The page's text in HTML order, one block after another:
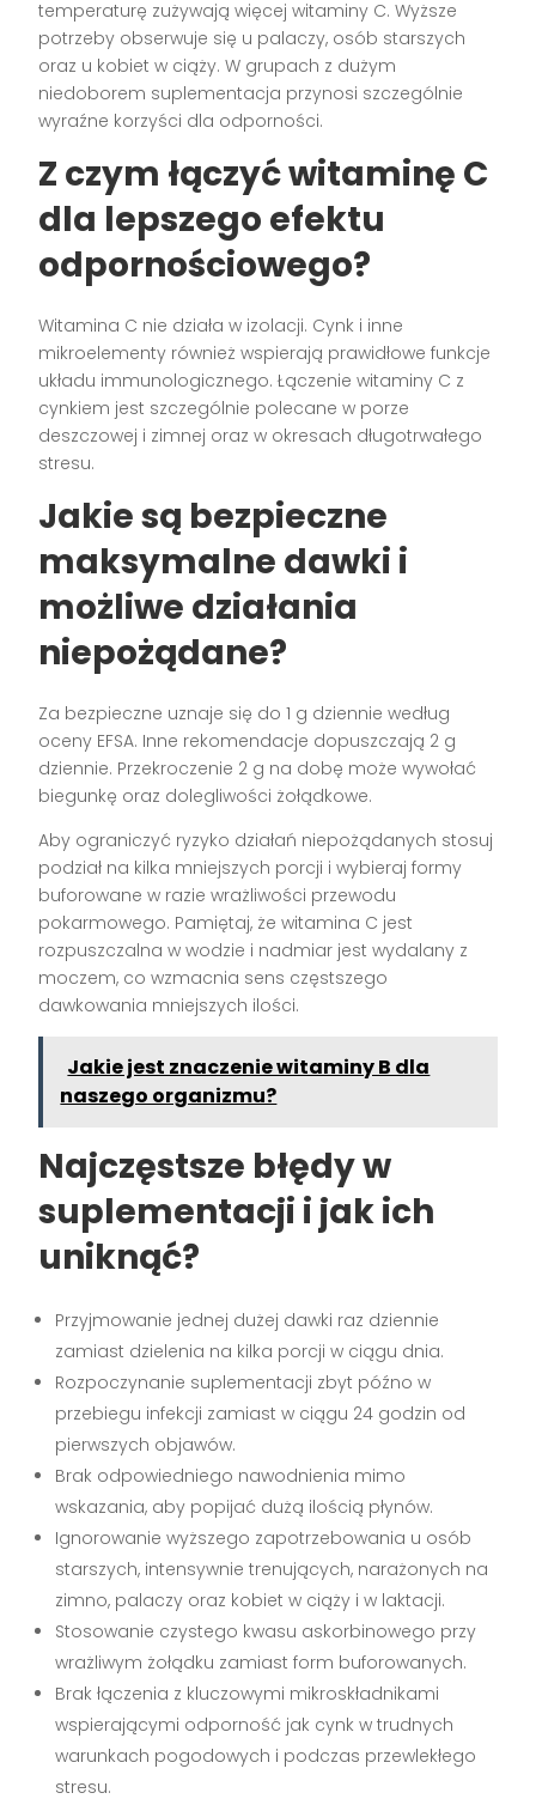
temperaturę zużywają więcej witaminy C. Wyższe
potrzeby obserwuje się u palaczy, osób starszych
oraz u kobiet w ciąży. W grupach z dużym
niedoborem suplementacja przynosi szczególnie
wyraźne korzyści dla odporności.
Z czym łączyć witaminę C
dla lepszego efektu
odpornościowego?
Witamina C nie działa w izolacji. Cynk i inne
mikroelementy również wspierają prawidłowe funkcje
układu immunologicznego. Łączenie witaminy C z
cynkiem jest szczególnie polecane w porze
deszczowej i zimnej oraz w okresach długotrwałego
stresu.
Jakie są bezpieczne
maksymalne dawki i
możliwe działania
niepożądane?
Za bezpieczne uznaje się do 1 g dziennie według
oceny EFSA. Inne rekomendacje dopuszczają 2 g
dziennie. Przekroczenie 2 g na dobę może wywołać
biegunkę oraz dolegliwości żołądkowe.
Aby ograniczyć ryzyko działań niepożądanych stosuj
podział na kilka mniejszych porcji i wybieraj formy
buforowane w razie wrażliwości przewodu
pokarmowego. Pamiętaj, że witamina C jest
rozpuszczalna w wodzie i nadmiar jest wydalany z
moczem, co wzmacnia sens częstszego
dawkowania mniejszych ilości.
Jakie jest znaczenie witaminy B dla
naszego organizmu?
Najczęstsze błędy w
suplementacji i jak ich
uniknąć?
Przyjmowanie jednej dużej dawki raz dziennie
zamiast dzielenia na kilka porcji w ciągu dnia.
Rozpoczynanie suplementacji zbyt późno w
przebiegu infekcji zamiast w ciągu 24 godzin od
pierwszych objawów.
Brak odpowiedniego nawodnienia mimo
wskazania, aby popijać dużą ilością płynów.
Ignorowanie wyższego zapotrzebowania u osób
starszych, intensywnie trenujących, narażonych na
zimno, palaczy oraz kobiet w ciąży i w laktacji.
Stosowanie czystego kwasu askorbinowego przy
wrażliwym żołądku zamiast form buforowanych.
Brak łączenia z kluczowymi mikroskładnikami
wspierającymi odporność jak cynk w trudnych
warunkach pogodowych i podczas przewlekłego
stresu.